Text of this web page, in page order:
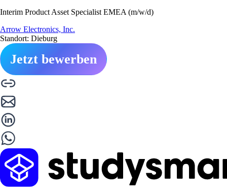
Interim Product Asset Specialist EMEA (m/w/d)
Arrow Electronics, Inc.
Standort: Dieburg
Jetzt bewerben